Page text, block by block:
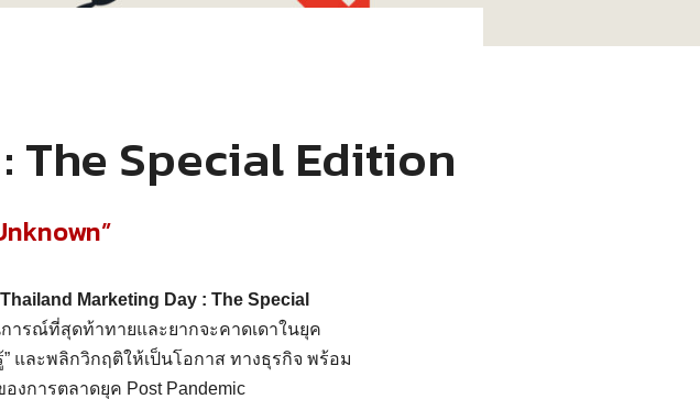
The Special Edition
Marketing Day : The Special
การณ์ที่สุดท้าทายและยากจะคาดเดาในยุค
และพลิกวิกฤติให้เป็นโอกาส ทางธุรกิจ พร้อม
งการตลาดยุค Post Pandemic